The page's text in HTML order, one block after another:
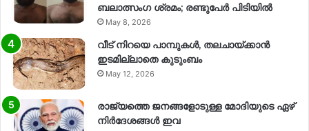
ബലാത്സംഗ​ ശ്രമം; രണ്ടുപേർ പിടിയിൽ
May 8, 2026
വീട് നിറയെ പാമ്പുകൾ, തലചായ്ക്കാൻ
ഇടമില്ലാതെ കുടുംബം
May 12, 2026
രാജ്യത്തെ ജനങ്ങളോടുള്ള മോദിയുടെ ഏഴ്
നിര്‍ദേശങ്ങള്‍ ഇവ